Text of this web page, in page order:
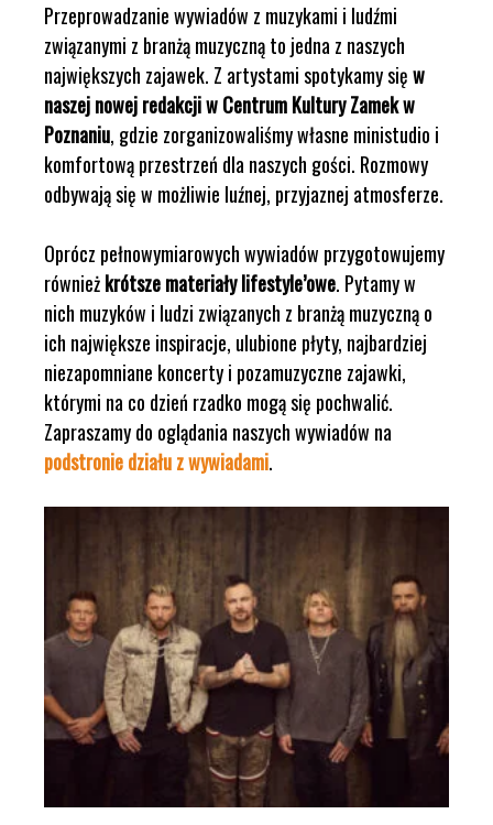
Przeprowadzanie wywiadów z muzykami i ludźmi
związanymi z branżą muzyczną to jedna z naszych
największych zajawek. Z artystami spotykamy sięw
naszej nowej redakcji w Centrum Kultury Zamek w
Poznaniu, gdzie zorganizowaliśmy własne ministudio i
komfortową przestrzeń dla naszych gości. Rozmowy
odbywają się w możliwie luźnej, przyjaznej atmosferze.
Oprócz pełnowymiarowych wywiadów przygotowujemy
równieżkrótsze materiały lifestyle’owe. Pytamy w
nich muzyków i ludzi związanych z branżą muzyczną o
ich największe inspiracje, ulubione płyty, najbardziej
niezapomniane koncerty i pozamuzyczne zajawki,
którymi na co dzień rzadko mogą się pochwalić.
Zapraszamy do oglądania naszych wywiadów na
podstronie działu z wywiadami.